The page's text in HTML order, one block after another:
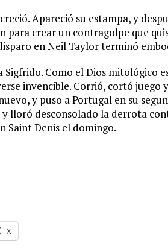
Apareció su estampa, y
para crear un contragolpe que
en Neil Taylor terminó
Como el Dios mitológico
invencible. Corrió, cortó juego
y puso a Portugal en su
y lloró desconsolado la derrota
Saint Denis el domingo.
X